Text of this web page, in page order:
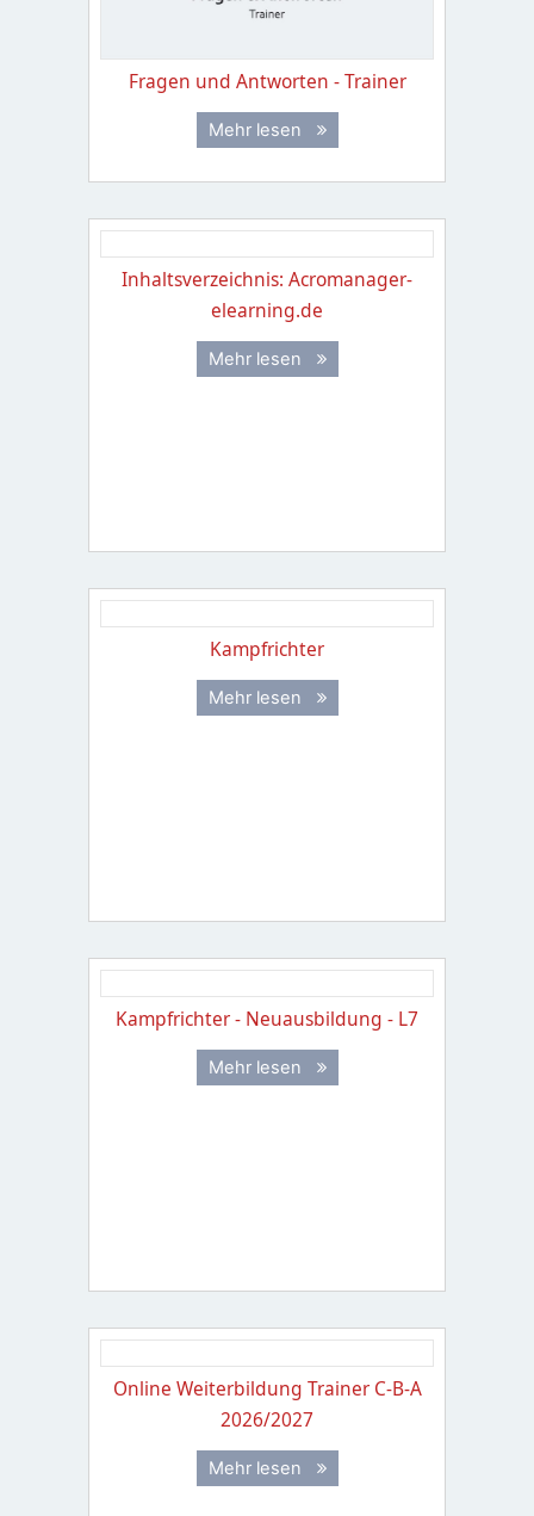
Fragen und Antworten - Trainer
Mehr lesen
Inhaltsverzeichnis: Acromanager-
elearning.de
Mehr lesen
Kampfrichter
Mehr lesen
Kampfrichter - Neuausbildung - L7
Mehr lesen
Online Weiterbildung Trainer C-B-A
2026/2027
Mehr lesen